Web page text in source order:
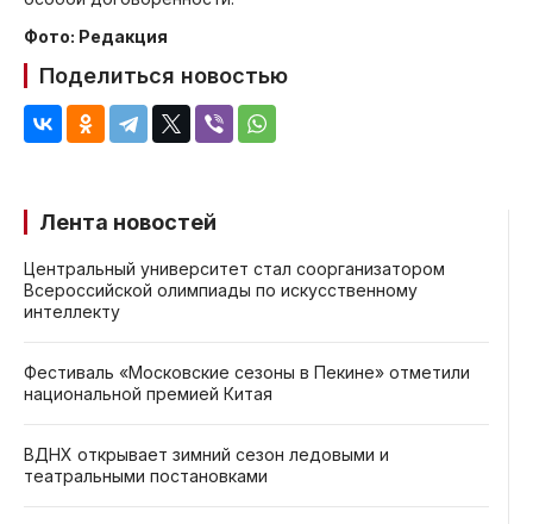
Лента новостей
Центральный университет стал соорганизатором
Всероссийской олимпиады по искусственному
интеллекту
Фестиваль «Московские сезоны в Пекине» отметили
национальной премией Китая
ВДНХ открывает зимний сезон ледовыми и
театральными постановками
Фото: Редакция
Поделиться новостью